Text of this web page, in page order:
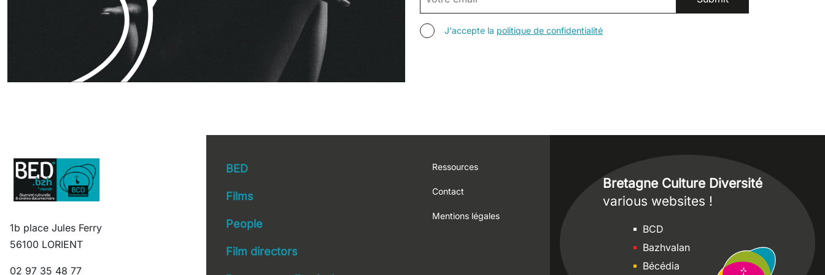
AGREE TERMS
J'accepte la politique de confidentialité
1b place Jules Ferry
56100 LORIENT
02 97 35 48 77
Main navigation
BED
Films
People
Film directors
Footer
Ressources
Contact
Mentions légales
Bretagne Culture Diversité
various websites !
SitesBCD
Bazhvalan
Bécédia